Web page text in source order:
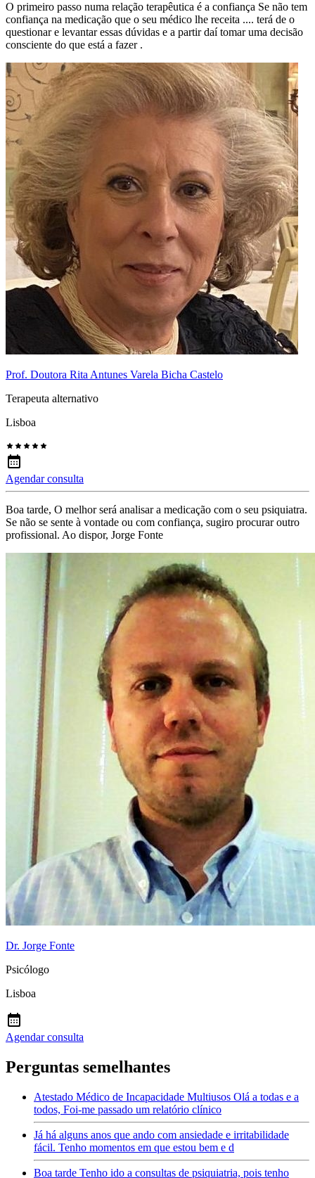
O primeiro passo numa relação terapêutica é a confiança Se não tem
confiança na medicação que o seu médico lhe receita .... terá de o
questionar e levantar essas dúvidas e a partir daí tomar uma decisão
consciente do que está a fazer .
Prof. Doutora Rita Antunes Varela Bicha Castelo
Terapeuta alternativo
Lisboa
Agendar consulta
Boa tarde, O melhor será analisar a medicação com o seu psiquiatra.
Se não se sente à vontade ou com confiança, sugiro procurar outro
profissional. Ao dispor, Jorge Fonte
Dr. Jorge Fonte
Psicólogo
Lisboa
Agendar consulta
Perguntas semelhantes
Atestado Médico de Incapacidade Multiusos Olá a todas e a
todos, Foi-me passado um relatório clínico
Já há alguns anos que ando com ansiedade e irritabilidade
fácil. Tenho momentos em que estou bem e d
Boa tarde Tenho ido a consultas de psiquiatria, pois tenho